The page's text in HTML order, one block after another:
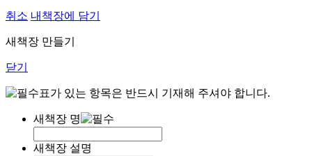
취소 내책장에 담기
새책장 만들기
닫기
표가 있는 항목은 반드시 기재해 주셔야 합니다.
새책장 명
새책장 설명